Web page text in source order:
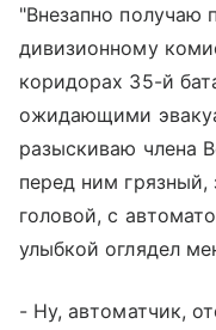
"Внезапно получаю
дивизионному
коридорах 35-й
ожидающими
разыскиваю члена
перед ним грязный,
головой, с
улыбкой оглядел
- Ну, автоматчик,